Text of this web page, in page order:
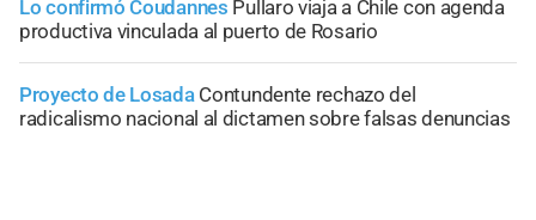
Lo confirmó Coudannes Pullaro viaja a Chile con agenda
productiva vinculada al puerto de Rosario
Proyecto de Losada Contundente rechazo del
radicalismo nacional al dictamen sobre falsas denuncias